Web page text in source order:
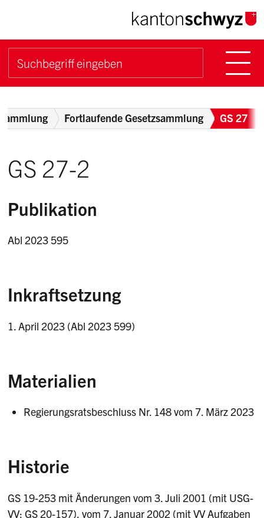
Navigieren im Kanton
Schnellnavigation
Suchbegriff
Breadcrumb
Fortlaufende Gesetzsammlung GS 27
GS 27-2
Publikation
Abl 2023 595
Inkraftsetzung
1. April 2023 (Abl 2023 599)
Materialien
Regierungsratsbeschluss Nr. 148 vom 7. März 2023
Historie
GS 19-253 mit Änderungen vom 3. Juli 2001 (mit USG-
VV; GS 20-157), vom 7. Januar 2002 (mit VV Aufgaben